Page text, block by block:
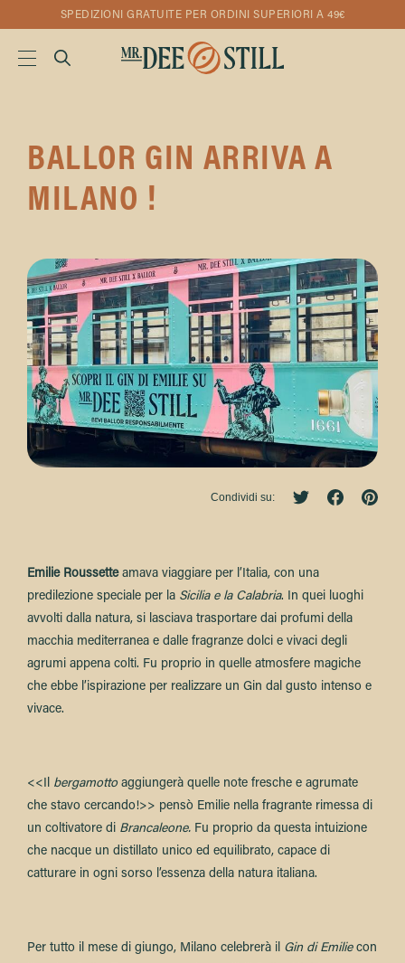
SPEDIZIONI GRATUITE PER ORDINI SUPERIORI A 49€
BALLOR GIN ARRIVA A
MILANO !
Condividi su:
Emilie Roussetteamava viaggiare per l’Italia, con una
predilezione speciale per la Sicilia e la Calabria. In quei luoghi
avvolti dalla natura, si lasciava trasportare dai profumi della
macchia mediterranea e dalle fragranze dolci e vivaci degli
agrumi appena colti. Fu proprio in quelle atmosfere magiche
che ebbe l’ispirazione per realizzare un Gin dal gusto intenso e
vivace.
<<Il bergamottoaggiungerà quelle note fresche e agrumate
che stavo cercando!>> pensò Emilie nella fragrante rimessa di
un coltivatore di Brancaleone. Fu proprio da questa intuizione
che nacque un distillato unico ed equilibrato, capace di
catturare in ogni sorso l’essenza della natura italiana.
Per tutto il mese di giungo, Milano celebrerà il Gin di Emiliecon